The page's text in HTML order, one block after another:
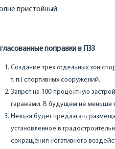
пристойный.
поправки в ПЗЗ
Создание трех отдельных зон
т. п.) спортивных сооружений.
Запрет на 100-процентную
гаражами. В будущем не меньше
Нельзя будет предлагать
установленное в
сокращения негативного